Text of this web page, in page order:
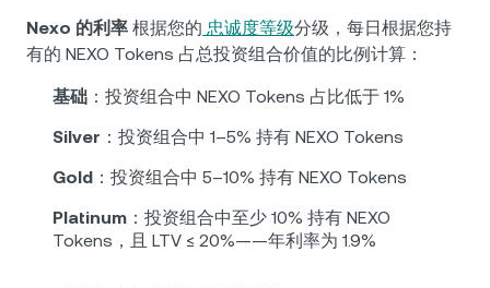
Nexo 的利率 根据您的 忠诚度等级分级，每日根据您持
有的 NEXO Tokens 占总投资组合价值的比例计算：
基础 ：投资组合中 NEXO Tokens 占比低于 1%
Silver ：投资组合中 1–5% 持有 NEXO Tokens
Gold ：投资组合中 5–10% 持有 NEXO Tokens
Platinum ：投资组合中至少 10% 持有 NEXO
Tokens，且 LTV ≤ 20%——年利率为 1.9%